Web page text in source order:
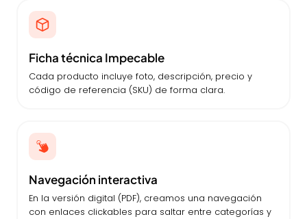
Ficha técnica Impecable
Cada producto incluye foto, descripción, precio y
código de referencia (SKU) de forma clara.
Navegación interactiva
En la versión digital (PDF), creamos una navegación
con enlaces clickables para saltar entre categorías y